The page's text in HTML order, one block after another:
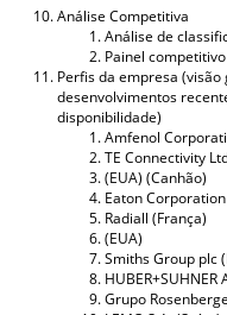
Análise Competitiva
Análise de
Painel competitivo
Perfis da empresa (visão
desenvolvimentos
disponibilidade)
Amfenol
TE Connectivity
(EUA) (Canhão)
Eaton
Radiall (França)
(EUA)
Smiths Group plc
HUBER+SUHNER
Grupo